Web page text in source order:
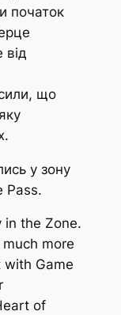
початок
від
що
у зону
Pass.
the Zone.
more
Game
of